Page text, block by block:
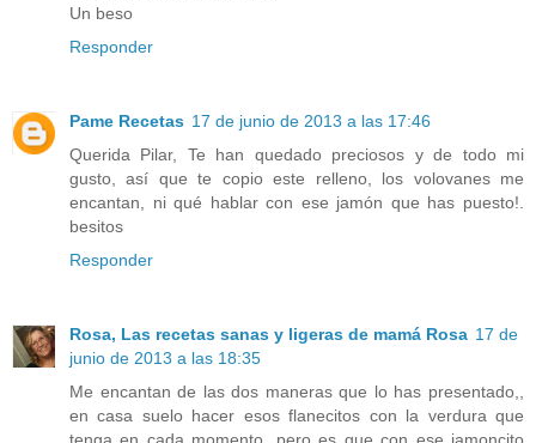
Un beso
Responder
Pame Recetas 17 de junio de 2013 a las 17:46
Querida Pilar, Te han quedado preciosos y de todo mi
gusto, así que te copio este relleno, los volovanes me
encantan, ni qué hablar con ese jamón que has puesto!.
besitos
Responder
Rosa, Las recetas sanas y ligeras de mamá Rosa 17 de
junio de 2013 a las 18:35
Me encantan de las dos maneras que lo has presentado,,
en casa suelo hacer esos flanecitos con la verdura que
tenga en cada momento, pero es que con ese jamoncito